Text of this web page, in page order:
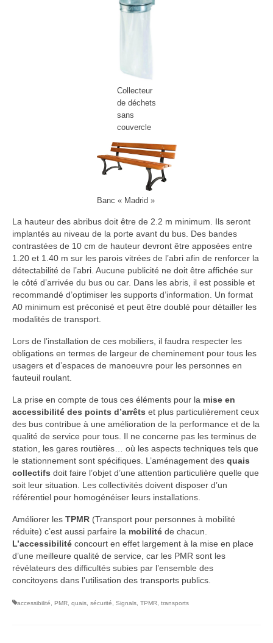
Collecteur
de déchets
sans
couvercle
Banc « Madrid »
La hauteur des abribus doit être de 2.2 m minimum. Ils seront
implantés au niveau de la porte avant du bus. Des bandes
contrastées de 10 cm de hauteur devront être apposées entre
1.20 et 1.40 m sur les parois vitrées de l’abri afin de renforcer la
détectabilité de l’abri. Aucune publicité ne doit être affichée sur
le côté d’arrivée du bus ou car. Dans les abris, il est possible et
recommandé d’optimiser les supports d’information. Un format
A0 minimum est préconisé et peut être doublé pour détailler les
modalités de transport.
Lors de l’installation de ces mobiliers, il faudra respecter les
obligations en termes de largeur de cheminement pour tous les
usagers et d’espaces de manoeuvre pour les personnes en
fauteuil roulant.
La prise en compte de tous ces éléments pour la mise en
accessibilité des points d’arrêts et plus particulièrement ceux
des bus contribue à une amélioration de la performance et de la
qualité de service pour tous. Il ne concerne pas les terminus de
station, les gares routières… où les aspects techniques tels que
le stationnement sont spécifiques. L’aménagement des quais
collectifs doit faire l’objet d’une attention particulière quelle que
soit leur situation. Les collectivités doivent disposer d’un
référentiel pour homogénéiser leurs installations.
Améliorer les TPMR (Transport pour personnes à mobilité
réduite) c’est aussi parfaire la mobilité de chacun.
L’accessibilité concourt en effet largement à la mise en place
d’une meilleure qualité de service, car les PMR sont les
révélateurs des difficultés subies par l’ensemble des
concitoyens dans l’utilisation des transports publics.
accessibilité PMR quais sécurité Signals TPMR transports